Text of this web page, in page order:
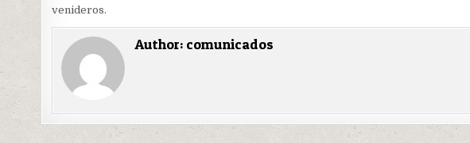
venideros.
Author: comunicados